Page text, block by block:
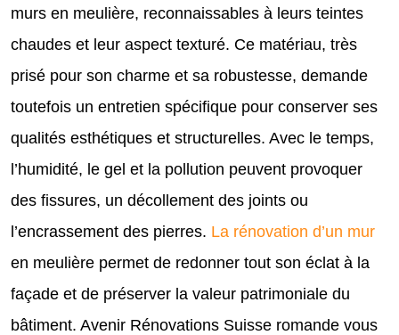
murs en meulière, reconnaissables à leurs teintes
chaudes et leur aspect texturé. Ce matériau, très
prisé pour son charme et sa robustesse, demande
toutefois un entretien spécifique pour conserver ses
qualités esthétiques et structurelles. Avec le temps,
l’humidité, le gel et la pollution peuvent provoquer
des fissures, un décollement des joints ou
l’encrassement des pierres. La rénovation d’un mur
en meulière permet de redonner tout son éclat à la
façade et de préserver la valeur patrimoniale du
bâtiment. Avenir Rénovations Suisse romande vous